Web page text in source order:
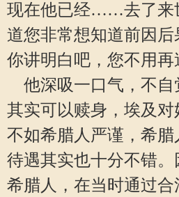
现在他已经……去了来
道您非常想知道前因
你讲明白吧，您不用再
他深吸一口气，不自
其实可以赎身，埃及
不如希腊人严谨，希腊
待遇其实也十分不错
希腊人，在当时通过